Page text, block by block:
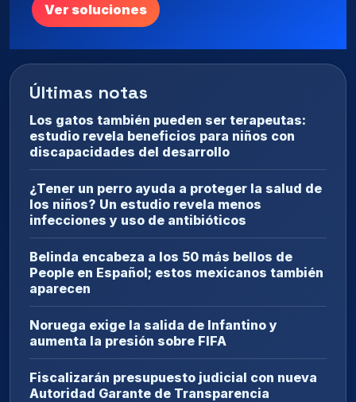
Ver soluciones
Últimas notas
Los gatos también pueden ser terapeutas:
estudio revela beneficios para niños con
discapacidades del desarrollo
¿Tener un perro ayuda a proteger la salud de
los niños? Un estudio revela menos
infecciones y uso de antibióticos
Belinda encabeza a los 50 más bellos de
People en Español; estos mexicanos también
aparecen
Noruega exige la salida de Infantino y
aumenta la presión sobre FIFA
Fiscalizarán presupuesto judicial con nueva
Autoridad Garante de Transparencia